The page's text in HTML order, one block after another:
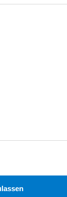
Mentions légales